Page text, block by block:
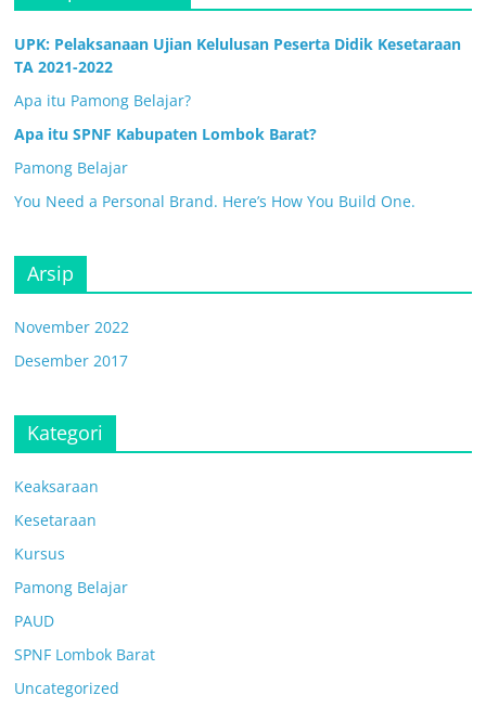
UPK: Pelaksanaan Ujian Kelulusan Peserta Didik Kesetaraan
TA 2021-2022
Apa itu Pamong Belajar?
Apa itu SPNF Kabupaten Lombok Barat?
Pamong Belajar
You Need a Personal Brand. Here’s How You Build One.
Arsip
November 2022
Desember 2017
Kategori
Keaksaraan
Kesetaraan
Kursus
Pamong Belajar
PAUD
SPNF Lombok Barat
Uncategorized